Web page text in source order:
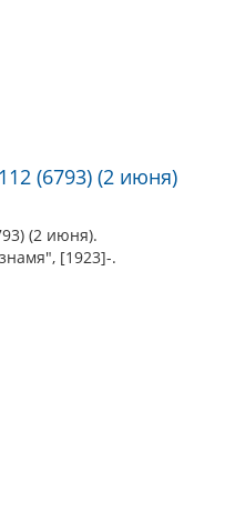
(6793) (2 июня)
(2 июня).
[1923]-.